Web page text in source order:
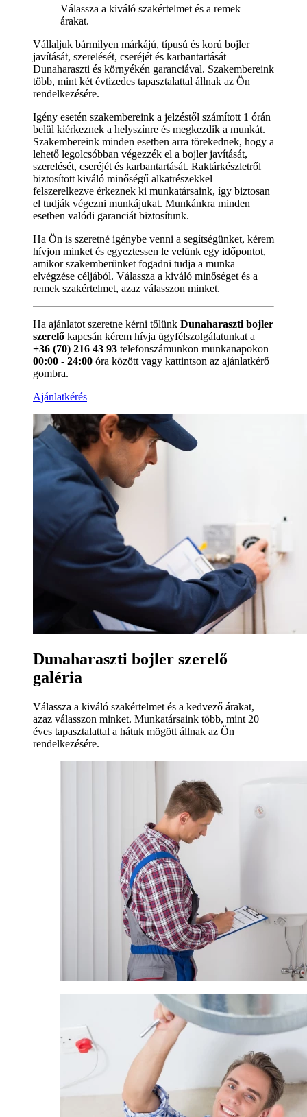
Válassza a kiváló szakértelmet és a remek
árakat.
Vállaljuk bármilyen márkájú, típusú és korú bojler
javítását, szerelését, cseréjét és karbantartását
Dunaharaszti és környékén garanciával. Szakembereink
több, mint két évtizedes tapasztalattal állnak az Ön
rendelkezésére.
Igény esetén szakembereink a jelzéstől számított 1 órán
belül kiérkeznek a helyszínre és megkezdik a munkát.
Szakembereink minden esetben arra törekednek, hogy a
lehető legolcsóbban végezzék el a bojler javítását,
szerelését, cseréjét és karbantartását. Raktárkészletről
biztosított kiváló minőségű alkatrészekkel
felszerelkezve érkeznek ki munkatársaink, így biztosan
el tudják végezni munkájukat. Munkánkra minden
esetben valódi garanciát biztosítunk.
Ha Ön is szeretné igénybe venni a segítségünket, kérem
hívjon minket és egyeztessen le velünk egy időpontot,
amikor szakemberünket fogadni tudja a munka
elvégzése céljából. Válassza a kiváló minőséget és a
remek szakértelmet, azaz válasszon minket.
Ha ajánlatot szeretne kérni tőlünk Dunaharaszti bojler
szerelő kapcsán kérem hívja ügyfélszolgálatunkat a
+36 (70) 216 43 93 telefonszámunkon munkanapokon
00:00 - 24:00 óra között vagy kattintson az ajánlatkérő
gombra.
Ajánlatkérés
Dunaharaszti bojler szerelő
galéria
Válassza a kiváló szakértelmet és a kedvező árakat,
azaz válasszon minket. Munkatársaink több, mint 20
éves tapasztalattal a hátuk mögött állnak az Ön
rendelkezésére.